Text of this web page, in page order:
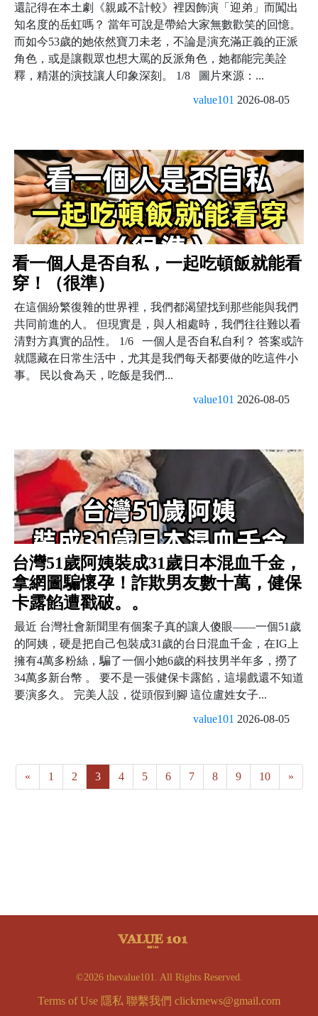
還記得在本土劇《親戚不計較》裡因飾演「迎弟」而闖出
知名度的岳虹嗎？ 當年可說是帶給大家無數歡笑的回憶。
而如今53歲的她依然寶刀未老，不論是演充滿正義的正派
角色，或是讓觀眾也想大罵的反派角色，她都能完美詮
釋，精湛的演技讓人印象深刻。 1/8 圖片來源：...
value101 2026-08-05
看一個人是否自私，一起吃頓飯就能看
穿！（很準）
在這個紛繁復雜的世界裡，我們都渴望找到那些能與我們
共同前進的人。 但現實是，與人相處時，我們往往難以看
清對方真實的品性。 1/6 一個人是否自私自利？ 答案或許
就隱藏在日常生活中，尤其是我們每天都要做的吃這件小
事。 民以食為天，吃飯是我們...
value101 2026-08-05
台灣51歲阿姨裝成31歲日本混血千金，
拿網圖騙懷孕！詐欺男友數十萬，健保
卡露餡遭戳破。。
最近 台灣社會新聞里有個案子真的讓人傻眼——一個51歲
的阿姨，硬是把自己包裝成31歲的台日混血千金，在IG上
擁有4萬多粉絲，騙了一個小她6歲的科技男半年多，撈了
34萬多新台幣 。 要不是一張健保卡露餡，這場戲還不知道
要演多久。 完美人設，從頭假到腳 這位盧姓女子...
value101 2026-08-05
« 1 2 3 4 5 6 7 8 9 10 »
©2026 thevalue101. All Rights Reserved.
Terms of Use 隱私 聯繫我們 clickrnews@gmail.com